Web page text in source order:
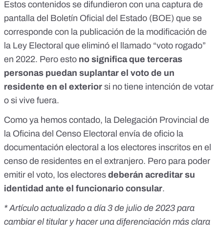
Estos contenidos se difundieron con una captura de
pantalla del Boletín Oficial del Estado (BOE) que se
corresponde con la publicación de la modificación de
la Ley Electoral que eliminó el llamado “voto rogado”
en 2022. Pero esto no significa que terceras
personas puedan suplantar el voto de un
residente en el exterior si no tiene intención de votar
o si vive fuera.
Como ya hemos contado, la Delegación Provincial de
la Oficina del Censo Electoral envía de oficio la
documentación electoral a los electores inscritos en el
censo de residentes en el extranjero. Pero para poder
emitir el voto, los electores deberán acreditar su
identidad ante el funcionario consular.
* Artículo actualizado a día 3 de julio de 2023 para
cambiar el titular y hacer una diferenciación más clara